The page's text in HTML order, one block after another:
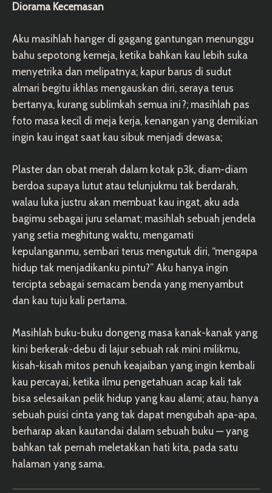
Diorama Kecemasan
Aku masihlah hanger di gagang gantungan menunggu
bahu sepotong kemeja, ketika bahkan kau lebih suka
menyetrika dan melipatnya; kapur barus di sudut
almari begitu ikhlas mengauskan diri, seraya terus
bertanya, kurang sublimkah semua ini?; masihlah pas
foto masa kecil di meja kerja, kenangan yang demikian
ingin kau ingat saat kau sibuk menjadi dewasa;
Plaster dan obat merah dalam kotak p3k, diam-diam
berdoa supaya lutut atau telunjukmu tak berdarah,
walau luka justru akan membuat kau ingat, aku ada
bagimu sebagai juru selamat; masihlah sebuah jendela
yang setia meghitung waktu, mengamati
kepulanganmu, sembari terus mengutuk diri, “mengapa
hidup tak menjadikanku pintu?” Aku hanya ingin
tercipta sebagai semacam benda yang menyambut
dan kau tuju kali pertama.
Masihlah buku-buku dongeng masa kanak-kanak yang
kini berkerak-debu di lajur sebuah rak mini milikmu,
kisah-kisah mitos penuh keajaiban yang ingin kembali
kau percayai, ketika ilmu pengetahuan acap kali tak
bisa selesaikan pelik hidup yang kau alami; atau, hanya
sebuah puisi cinta yang tak dapat mengubah apa-apa,
berharap akan kautandai dalam sebuah buku — yang
bahkan tak pernah meletakkan hati kita, pada satu
halaman yang sama.